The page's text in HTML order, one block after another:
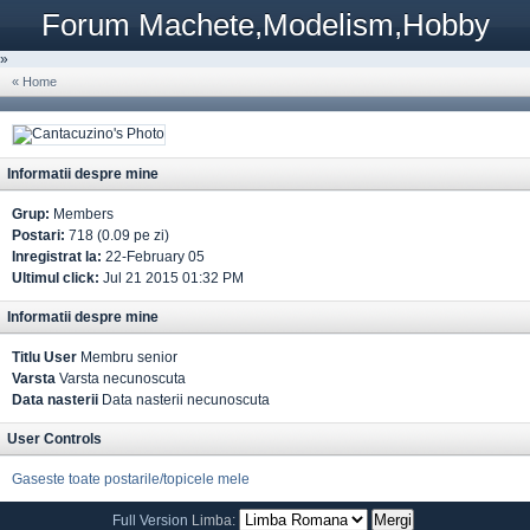
Forum Machete,Modelism,Hobby
»
« Home
Informatii despre mine
Grup: Members
Postari: 718 (0.09 pe zi)
Inregistrat la: 22-February 05
Ultimul click: Jul 21 2015 01:32 PM
Informatii despre mine
Titlu User Membru senior
Varsta Varsta necunoscuta
Data nasterii Data nasterii necunoscuta
User Controls
Gaseste toate postarile/topicele mele
Full Version Limba: